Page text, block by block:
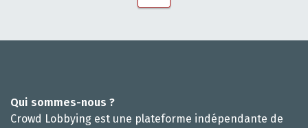
Qui sommes-nous ?
Crowd Lobbying est une plateforme indépendante de